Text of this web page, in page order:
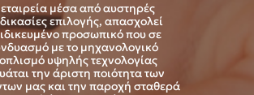
μέσα από αυστηρές
επιλογής, απασχολεί
προσωπικό που σε
με το μηχανολογικό
υψηλής τεχνολογίας
την άριστη ποιότητα των
μας και την παροχή σταθερά